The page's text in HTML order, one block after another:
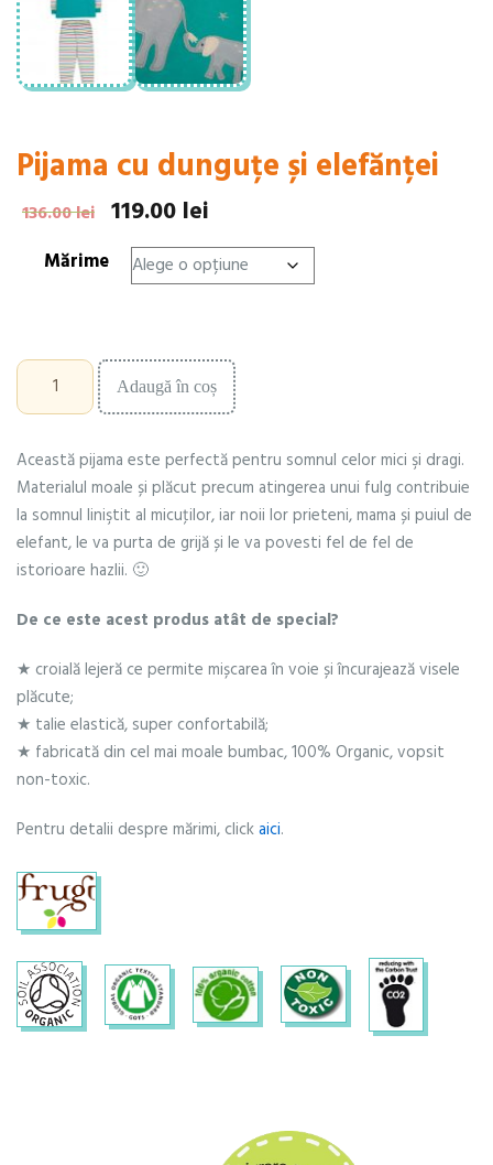
Pijama cu dunguțe și elefănței
136.00lei Prețul
inițial
a
119.00 lei
curent
este:
Mărime
Cantitate
Pijama
cu
și
elefănței
Adaugă în coș
Această pijama este perfectă pentru somnul celor mici şi dragi.
Materialul moale și plăcut precum atingerea unui fulg contribuie
la somnul liniştit al micuţilor, iar noii lor prieteni, mama și puiul de
elefant, le va purta de grijă și le va povesti fel de fel de
istorioare hazlii. 🙂
De ce este acest produs atât de special?
★ croială lejeră ce permite mișcarea în voie și încurajează visele
plăcute;
★ talie elastică, super confortabilă;
★ fabricată din cel mai moale bumbac, 100% Organic, vopsit
non-toxic.
Pentru detalii despre mărimi, clickaici.